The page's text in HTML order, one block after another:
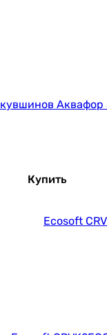
Аквафор
Купить
Ecosoft